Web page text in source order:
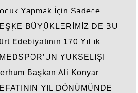
Yapmak İçin Sadece
BÜYÜKLERİMİZ DE BU
Edebiyatının 170 Yıllık
YÜKSELİŞİ
Başkan Ali Konyar
YIL DÖNÜMÜNDE